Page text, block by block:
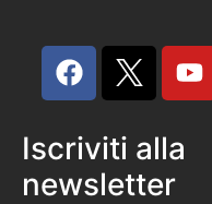
Iscriviti alla
newsletter